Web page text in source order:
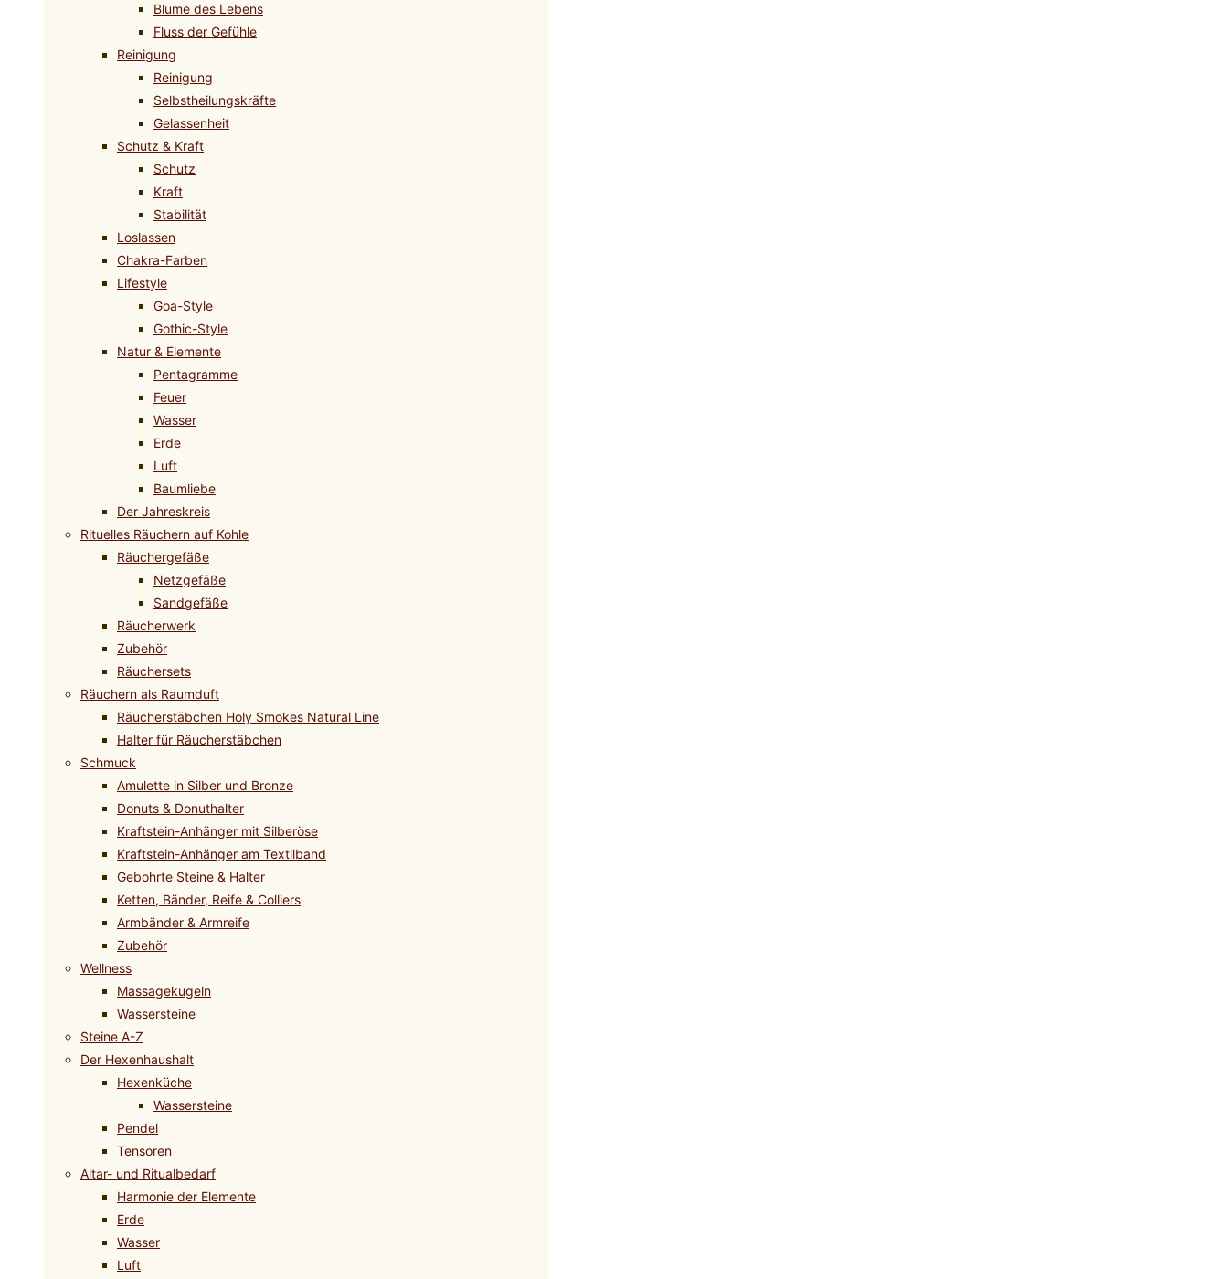
Blume des Lebens
Fluss der Gefühle
Reinigung
Reinigung
Selbstheilungskräfte
Gelassenheit
Schutz & Kraft
Schutz
Kraft
Stabilität
Loslassen
Chakra-Farben
Lifestyle
Goa-Style
Gothic-Style
Natur & Elemente
Pentagramme
Feuer
Wasser
Erde
Luft
Baumliebe
Der Jahreskreis
Rituelles Räuchern auf Kohle
Räuchergefäße
Netzgefäße
Sandgefäße
Räucherwerk
Zubehör
Räuchersets
Räuchern als Raumduft
Räucherstäbchen Holy Smokes Natural Line
Halter für Räucherstäbchen
Schmuck
Amulette in Silber und Bronze
Donuts & Donuthalter
Kraftstein-Anhänger mit Silberöse
Kraftstein-Anhänger am Textilband
Gebohrte Steine & Halter
Ketten, Bänder, Reife & Colliers
Armbänder & Armreife
Zubehör
Wellness
Massagekugeln
Wassersteine
Steine A-Z
Der Hexenhaushalt
Hexenküche
Wassersteine
Pendel
Tensoren
Altar- und Ritualbedarf
Harmonie der Elemente
Erde
Wasser
Luft